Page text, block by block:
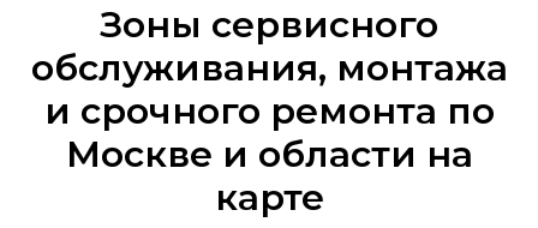
Зоны сервисного
обслуживания, монтажа
и срочного ремонта по
Москве и области на
карте